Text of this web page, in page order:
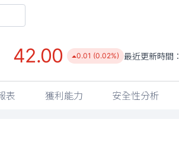
42.00 0.01 (0.02%) 最近更新時間：
表 獲利能力 安全性分析